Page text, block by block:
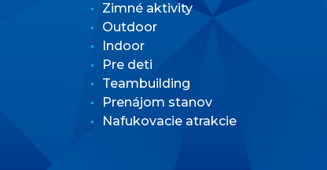
Zimné aktivity
Outdoor
Indoor
Pre deti
Teambuilding
Prenájom stanov
Nafukovacie atrakcie